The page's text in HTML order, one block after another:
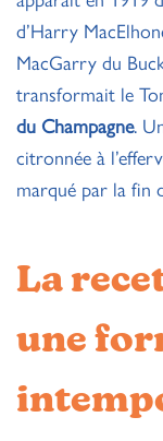
d’Harry
MacGarry du
transformait le
du Champagne.
citronnée à
marqué par la fin
La
une